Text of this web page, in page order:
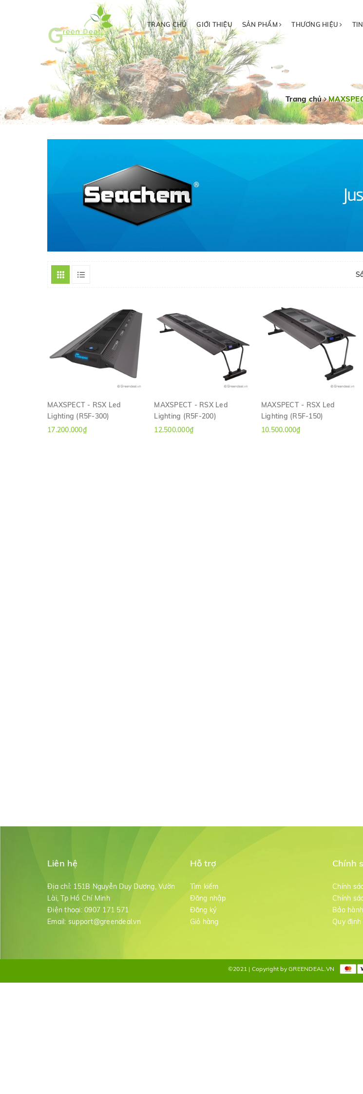
TRANG CHỦ GIỚI THIỆU SẢN PHẨM THƯƠNG HIỆU
Trang chủ
XEM NHANH
MAXSPECT - RSX Led
Lighting (R5F-300)
17.200.000₫
XEM NHANH
MAXSPECT - RSX Led
Lighting (R5F-200)
12.500.000₫
XEM NHANH
MAXSPECT - RSX Led
Lighting (R5F-150)
10.500.000₫
Liên hệ
Địa chỉ: 151B Nguyễn Duy Dương, Vườn
Lài, Tp Hồ Chí Minh
Điện thoại: 0907 171 571
Email: support@greendeal.vn
Hỗ trợ
Tìm kiếm
Đăng nhập
Đăng ký
Giỏ hàng
Chính
Chính
Chính
Bảo
Quy
©2021 | Copyright by GREENDEAL.VN